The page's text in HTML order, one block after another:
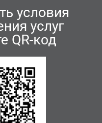
условия
услуг
QR-код